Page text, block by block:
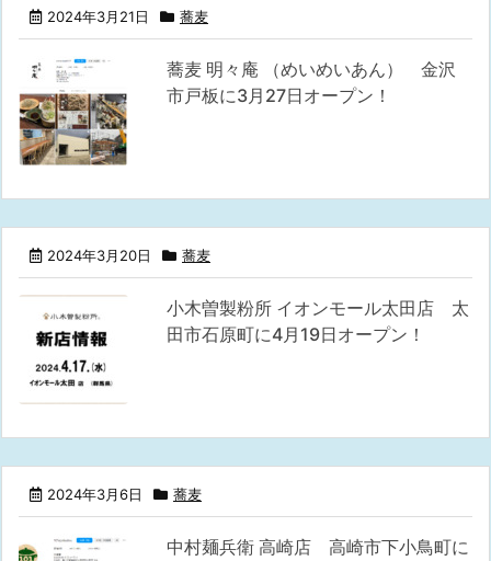
2024年3月21日 蕎麦
蕎麦 明々庵 （めいめいあん） 金沢
市戸板に3月27日オープン！
2024年3月20日 蕎麦
小木曽製粉所 イオンモール太田店 太
田市石原町に4月19日オープン！
2024年3月6日 蕎麦
中村麺兵衛 高崎店 高崎市下小鳥町に